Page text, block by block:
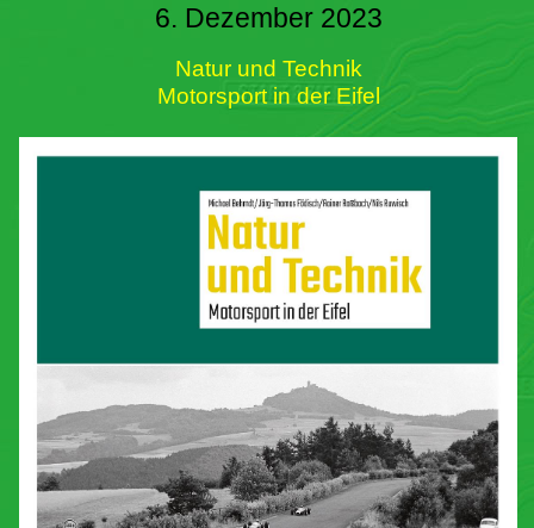
6. Dezember 2023
Natur und Technik
Motorsport in der Eifel